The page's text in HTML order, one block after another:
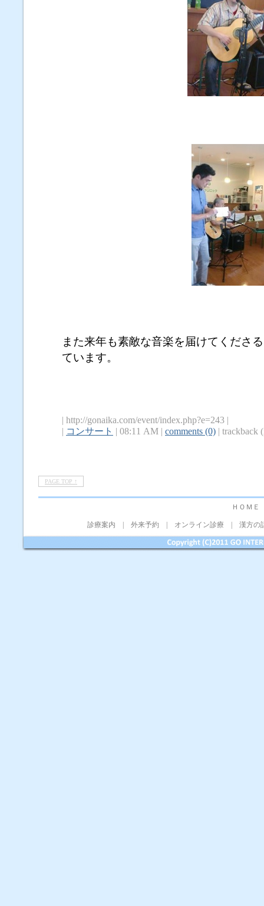
また来年も素敵な音楽を届けてくださ
ています。
| http://gonaika.com/event/index.php?e=243 |
| コンサート | 08:11 AM | comments (0) | trackback
PAGE TOP ↑
ＨＯＭＥ
診療案内 外来予約 オンライン診療 漢方の